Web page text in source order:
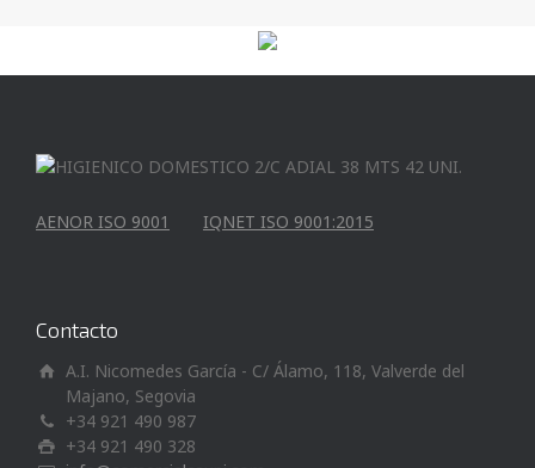
AENOR ISO 9001 IQNET ISO 9001:2015
Contacto
A.I. Nicomedes García - C/ Álamo, 118, Valverde del
Majano, Segovia
+34 921 490 987
+34 921 490 328